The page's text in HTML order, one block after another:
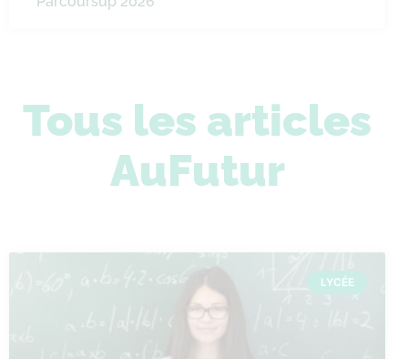
Tous les articles
AuFutur
LYCÉE